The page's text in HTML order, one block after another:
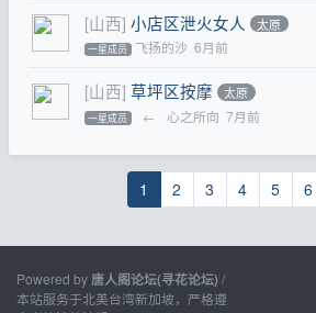
[山西] 小店区泄火女人 太原
一星成员 飞扬的沙 6月前
[山西] 草坪区按摩 太原
一星成员 ← 心之所向 7月前
1 2 3 4 5 6
Powered by 唐人阁论坛(寻花论坛)/
本站服务于北美台湾新加坡，严格遵